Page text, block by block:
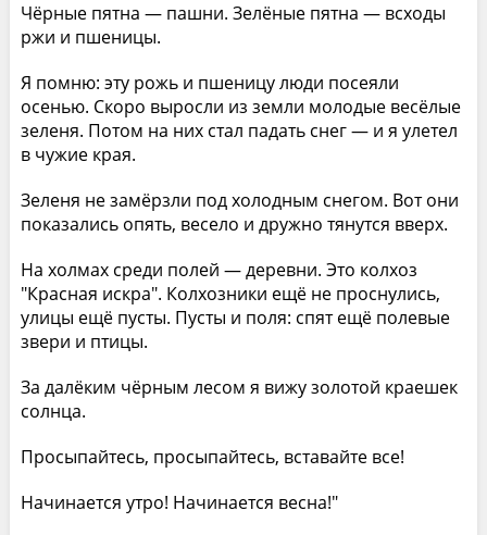
Чёрные пятна — пашни. Зелёные пятна — всходы
ржи и пшеницы.
Я помню: эту рожь и пшеницу люди посеяли
осенью. Скоро выросли из земли молодые весёлые
зеленя. Потом на них стал падать снег — и я улетел
в чужие края.
Зеленя не замёрзли под холодным снегом. Вот они
показались опять, весело и дружно тянутся вверх.
На холмах среди полей — деревни. Это колхоз
"Красная искра". Колхозники ещё не проснулись,
улицы ещё пусты. Пусты и поля: спят ещё полевые
звери и птицы.
За далёким чёрным лесом я вижу золотой краешек
солнца.
Просыпайтесь, просыпайтесь, вставайте все!
Начинается утро! Начинается весна!"